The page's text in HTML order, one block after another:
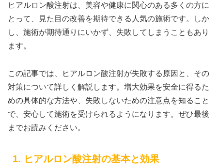
ヒアルロン酸注射は、美容や健康に関心のある多くの方に
とって、見た目の改善を期待できる人気の施術です。しか
し、施術が期待通りにいかず、失敗してしまうこともあり
ます。
この記事では、ヒアルロン酸注射が失敗する原因と、その
対策について詳しく解説します。増大効果を安全に得るた
めの具体的な方法や、失敗しないための注意点を知ること
で、安心して施術を受けられるようになります。ぜひ最後
までお読みください。
1. ヒアルロン酸注射の基本と効果